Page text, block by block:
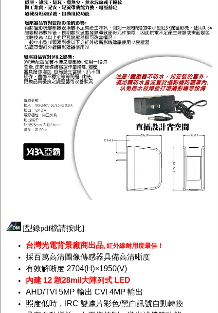
[型錄pdf檔請按此]
台灣光電背景廠商出品 紅外線耐用度最佳！
採百萬高清圖像傳感器具備高清晰度
有效解晰度 2704(H)×1950(V)
內建 12 顆28mil大陣列式 LED
AHD/TVI 5MP 輸出 CVI 4MP 輸出
照度低時，IRC 雙濾片彩色/黑白訊號自動轉換